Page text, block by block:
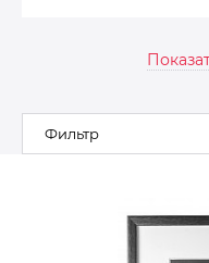
Гостиная
Кухня
Фильтр